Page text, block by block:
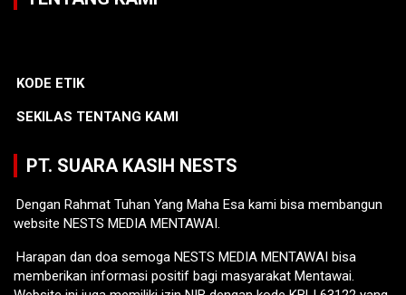
KODE ETIK
SEKILAS TENTANG KAMI
PT. SUARA KASIH NESTS
Dengan Rahmat Tuhan Yang Maha Esa kami bisa membangun
website NESTS MEDIA MENTAWAI.
Harapan dan doa semoga NESTS MEDIA MENTAWAI bisa
memberikan informasi positif bagi masyarakat Mentawai.